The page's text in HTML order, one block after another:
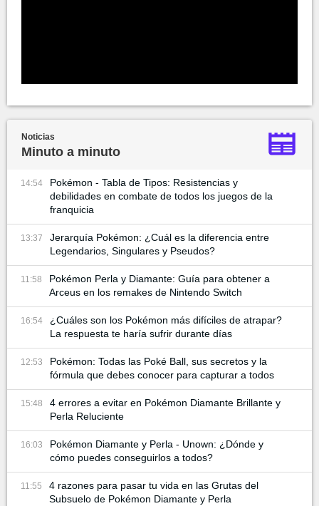
Noticias
Minuto a minuto
14:54
Pokémon - Tabla de Tipos: Resistencias y
debilidades en combate de todos los juegos de la
franquicia
13:37
Jerarquía Pokémon: ¿Cuál es la diferencia entre
Legendarios, Singulares y Pseudos?
11:58
Pokémon Perla y Diamante: Guía para obtener a
Arceus en los remakes de Nintendo Switch
16:54
¿Cuáles son los Pokémon más difíciles de atrapar?
La respuesta te haría sufrir durante días
12:53
Pokémon: Todas las Poké Ball, sus secretos y la
fórmula que debes conocer para capturar a todos
15:48
4 errores a evitar en Pokémon Diamante Brillante y
Perla Reluciente
16:03
Pokémon Diamante y Perla - Unown: ¿Dónde y
cómo puedes conseguirlos a todos?
11:55
4 razones para pasar tu vida en las Grutas del
Subsuelo de Pokémon Diamante y Perla